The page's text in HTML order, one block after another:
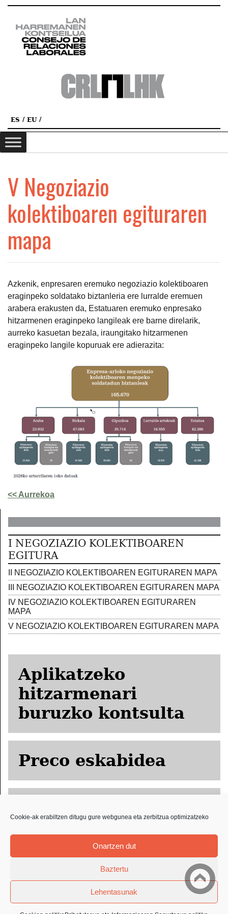
Cookie-ak erabiltzen ditugu gure webgunea eta zerbitzua optimizatzeko
Onartzen dut
Baztertu
Lehentasunak
ES EU
V Negoziazio
kolektiboaren egituraren
mapa
Azkenik, enpresaren eremuko negoziazio kolektiboaren
eraginpeko soldatako biztanleria ere lurralde eremuen
arabera erakusten da, Estatuaren eremuko enpresako
hitzarmenen eraginpeko langileak ere barne direlarik,
aurreko kasuetan bezala, iraungitako hitzarmenen
eraginpeko langile kopuruak ere adierazita:
<< Aurrekoa
I NEGOZIAZIO KOLEKTIBOAREN
EGITURA
II NEGOZIAZIO KOLEKTIBOAREN EGITURAREN MAPA
III NEGOZIAZIO KOLEKTIBOAREN EGITURAREN MAPA
IV NEGOZIAZIO KOLEKTIBOAREN EGITURAREN
MAPA
V NEGOZIAZIO KOLEKTIBOAREN EGITURAREN MAPA
Aplikatzeko
hitzarmenari
buruzko kontsulta
Preco eskabidea
LEGE OHARRA PRIBATUTASUN ETA INFORMAZIOAREN